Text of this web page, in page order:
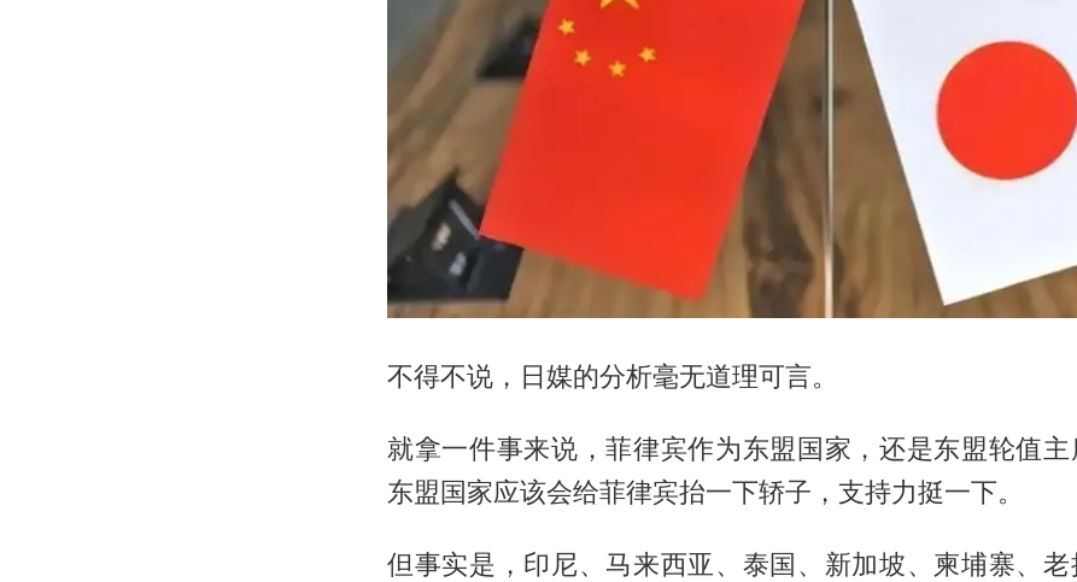
不得不说，日媒的分析毫无道理可言。
就拿一件事来说，菲律宾作为东盟国家，还是东盟轮值
东盟国家应该会给菲律宾抬一下轿子，支持力挺一下。
但事实是，印尼、马来西亚、泰国、新加坡、柬埔寨、